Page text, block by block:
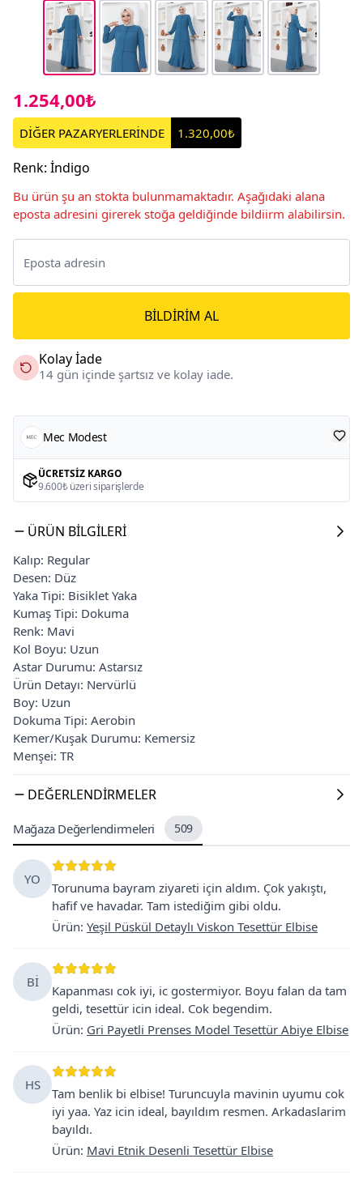
1.254,00₺
DİĞER PAZARYERLERİNDE 1.320,00₺
Renk: İndigo
Bu ürün şu an stokta bulunmamaktadır. Aşağıdaki alana
eposta adresini girerek stoğa geldiğinde bildiirm alabilirsin.
BILDIRIM AL
Kolay İade
14 gün içinde şartsız ve kolay iade.
Mec Modest
ÜCRETSIZ KARGO
9.600₺ üzeri siparişlerde
ÜRÜN BILGILERI
Kalıp: Regular
Desen: Düz
Yaka Tipi: Bisiklet Yaka
Kumaş Tipi: Dokuma
Renk: Mavi
Kol Boyu: Uzun
Astar Durumu: Astarsız
Ürün Detayı: Nervürlü
Boy: Uzun
Dokuma Tipi: Aerobin
Kemer/Kuşak Durumu: Kemersiz
Menşei: TR
DEĞERLENDIRMELER
Mağaza Değerlendirmeleri 509
YO
Torunuma bayram ziyareti için aldım. Çok yakıştı,
hafif ve havadar. Tam istediğim gibi oldu.
Ürün: Yeşil Püskül Detaylı Viskon Tesettür Elbise
Bİ
Kapanması cok iyi, ic gostermiyor. Boyu falan da tam
geldi, tesettür icin ideal. Cok begendim.
Ürün: Gri Payetli Prenses Model Tesettür Abiye Elbise
HS
Tam benlik bi elbise! Turuncuyla mavinin uyumu cok
iyi yaa. Yaz icin ideal, bayıldım resmen. Arkadaslarim
bayıldı.
Ürün: Mavi Etnik Desenli Tesettür Elbise